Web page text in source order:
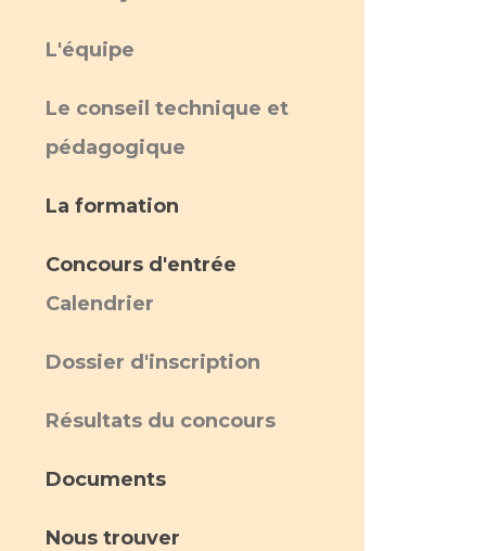
sans tabac
L'équipe
Le conseil technique et
pédagogique
La formation
Concours d'entrée
Calendrier
Dossier d'inscription
Résultats du concours
Documents
Nous trouver